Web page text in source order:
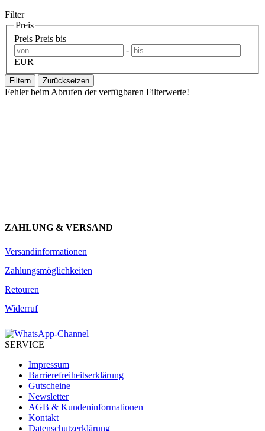
Filter
Preis
Preis Preis bis
-
EUR
Filtern Zurücksetzen
Fehler beim Abrufen der verfügbaren Filterwerte!
ZAHLUNG & VERSAND
Versandinformationen
Zahlungsmöglichkeiten
Retouren
Widerruf
SERVICE
Impressum
Barrierefreiheitserklärung
Gutscheine
Newsletter
AGB & Kundeninformationen
Kontakt
Datenschutzerklärung